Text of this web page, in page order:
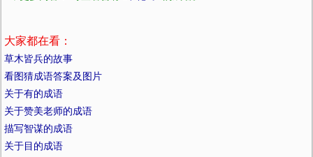
大家都在看：
草木皆兵的故事
看图猜成语答案及图片
关于有的成语
关于赞美老师的成语
描写智谋的成语
关于目的成语